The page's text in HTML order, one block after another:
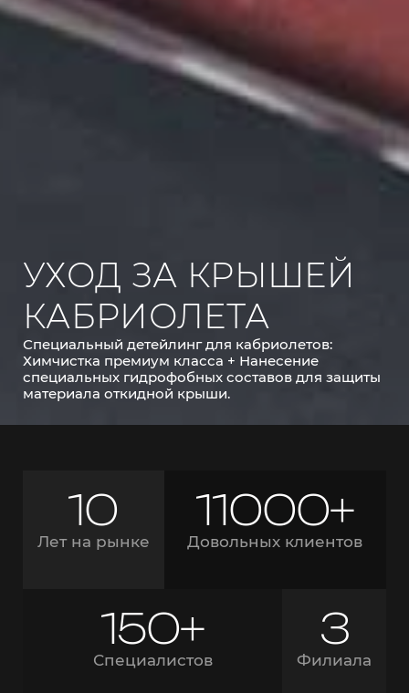
УХОД ЗА КРЫШЕЙ
КАБРИОЛЕТА
Специальный детейлинг для кабриолетов:
Химчистка премиум класса + Нанесение
специальных гидрофобных составов для защиты
материала откидной крыши.
10
Лет на рынке
11000+
Довольных клиентов
3
Филиала
150+
Специалистов